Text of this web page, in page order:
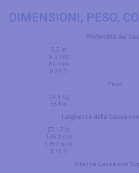
DIMENSIONI, PESO,
Profondità del
3.5 in
8.9 cm
89 mm
0.29 ft
Peso
24.8 kg
55 lbs
Larghezza della Cassa
57.17 in
145.2 cm
1452 mm
4.76 ft
Altezza Cassa con